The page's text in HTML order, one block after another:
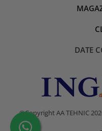
DATE
©Copyright AA TEHNIC